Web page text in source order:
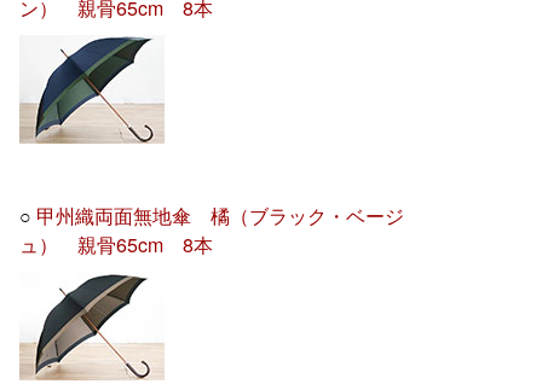
ン） 親骨65cm 8本
○ 甲州織両面無地傘 橘（ブラック・ベージ
ュ） 親骨65cm 8本